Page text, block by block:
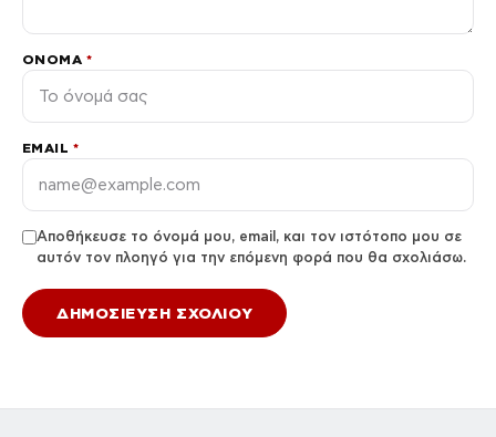
ΌΝΟΜΑ *
EMAIL *
Αποθήκευσε το όνομά μου, email, και τον ιστότοπο μου σε
αυτόν τον πλοηγό για την επόμενη φορά που θα σχολιάσω.